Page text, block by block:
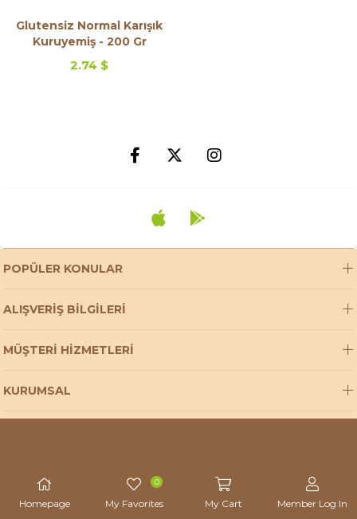
Glutensiz Normal Karışık
Kuruyemiş - 200 Gr
2.74 $
POPÜLER KONULAR
ALIŞVERİŞ BİLGİLERİ
MÜŞTERİ HİZMETLERİ
KURUMSAL
© 2021 Çerez Tabağı - Tüm hakları saklıdır.
Homepage
My Favorites
0
My Cart Member Log In